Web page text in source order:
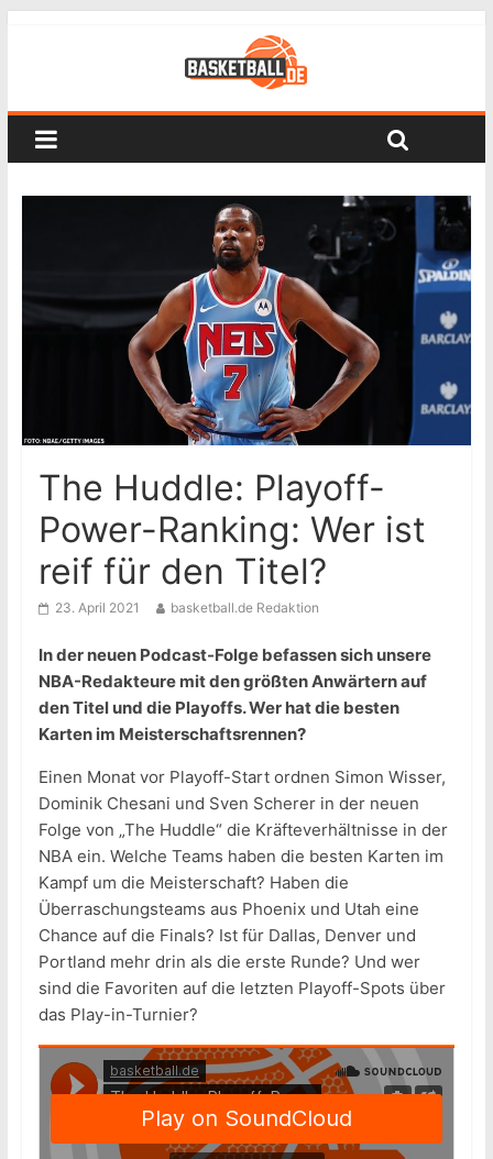
The Huddle: Playoff-
Power-Ranking: Wer ist
reif für den Titel?
23. April 2021 basketball.de Redaktion
In der neuen Podcast-Folge befassen sich unsere
NBA-Redakteure mit den größten Anwärtern auf
den Titel und die Playoffs. Wer hat die besten
Karten im Meisterschaftsrennen?
Einen Monat vor Playoff-Start ordnen Simon Wisser,
Dominik Chesani und Sven Scherer in der neuen
Folge von „The Huddle“ die Kräfteverhältnisse in der
NBA ein. Welche Teams haben die besten Karten im
Kampf um die Meisterschaft? Haben die
Überraschungsteams aus Phoenix und Utah eine
Chance auf die Finals? Ist für Dallas, Denver und
Portland mehr drin als die erste Runde? Und wer
sind die Favoriten auf die letzten Playoff-Spots über
das Play-in-Turnier?